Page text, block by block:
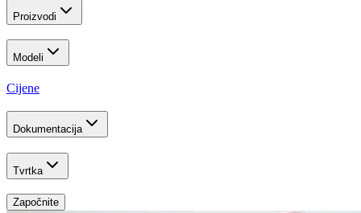
Proizvodi
Modeli
Cijene
Dokumentacija
Tvrtka
Započnite